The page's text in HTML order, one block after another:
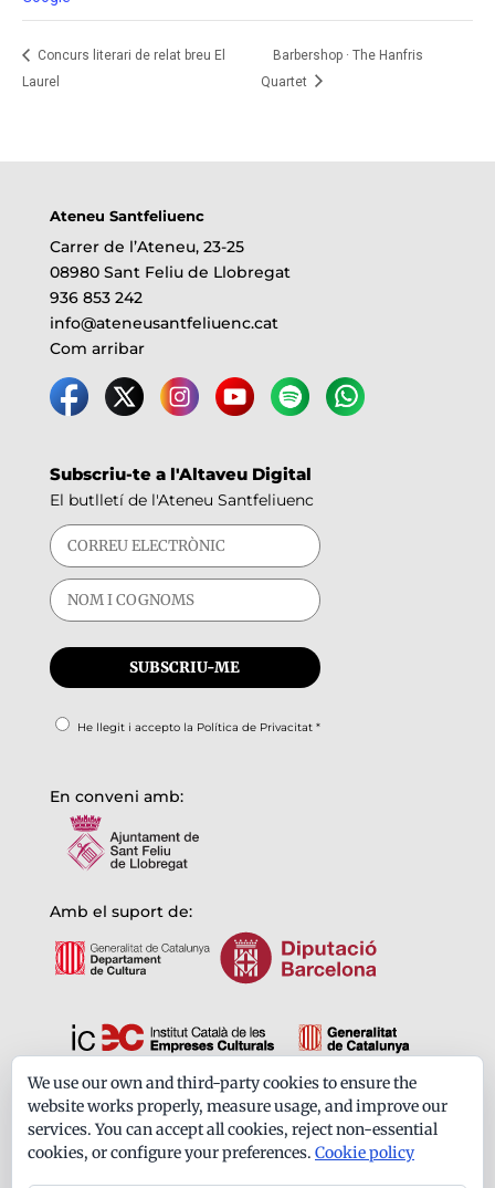
Concurs literari de relat breu El
Laurel
Barbershop · The Hanfris
Quartet
Ateneu Santfeliuenc
Carrer de l’Ateneu, 23-25
08980 Sant Feliu de Llobregat
936 853 242
info@ateneusantfeliuenc.cat
Com arribar
Subscriu-te a l'Altaveu Digital
El butlletí de l'Ateneu Santfeliuenc
He llegit i accepto la Política de Privacitat*
En conveni amb:
Amb el suport de:
Formem part de:
We use our own and third-party cookies to ensure the
website works properly, measure usage, and improve our
services. You can accept all cookies, reject non-essential
cookies, or configure your preferences. Cookie policy